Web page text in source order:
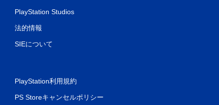
PlayStation Studios
法的情報
SIEについて
PlayStation利用規約
PS Storeキャンセルポリシー